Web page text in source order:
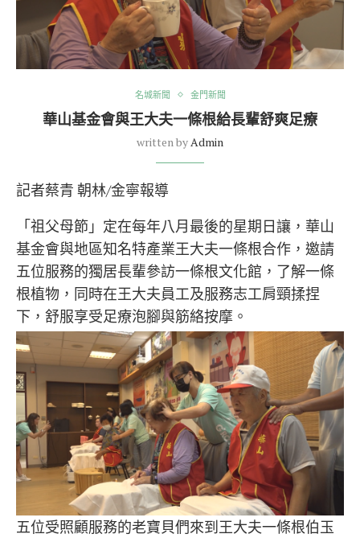
名城新聞 金門新聞
華山基金會與王大夫一條根給長輩舒爽足療
written by Admin
記者蔡青 朝林/金寧報導
「祖父母節」定在每年八月最後的星期日讓，華山
基金會與地區知名特產業王大夫一條根合作，邀請
五位服務的獨居長輩參訪一條根文化館，了解一條
根植物，同時在王大夫員工及服務志工肩頸揉捏
下，舒服享受足療泡腳與筋絡按摩。
五位受照顧服務的老寶貝們來到王大夫一條根伯玉